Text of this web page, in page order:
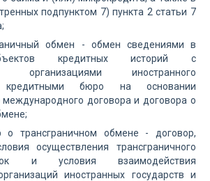
подпунктом 7) пункта 2 статьи 7
обмен - обмен сведениями в
кредитных историй с
организациями иностранного
кредитными бюро на основании
международного договора и договора о
о трансграничном обмене - договор,
осуществления трансграничного
и условия взаимодействия
иностранных государств и